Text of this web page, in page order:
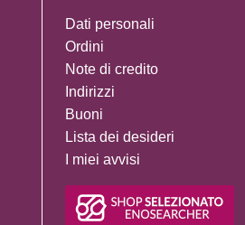
Dati personali
Ordini
Note di credito
Indirizzi
Buoni
Lista dei desideri
I miei avvisi